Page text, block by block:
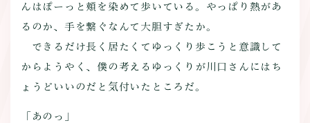
んはぽーっと頬を染めて歩いている。やっぱり熱があ
るのか、手を繋ぐなんて大胆すぎたか。
できるだけ長く居たくてゆっくり歩こうと意識して
からようやく、僕の考えるゆっくりが川口さんにはち
ょうどいいのだと気付いたところだ。
「あのっ」